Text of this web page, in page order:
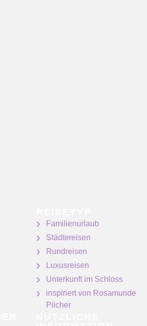
Familienurlaub
Städtereisen
Rundreisen
Luxusreisen
Unterkunft im Schloss
inspiriert von Rosamunde
Pilcher